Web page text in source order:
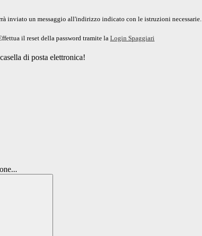
inviato un messaggio all'indirizzo indicato con le istruzioni necessarie.
il reset della password tramite la Login Spaggiari
di posta elettronica!